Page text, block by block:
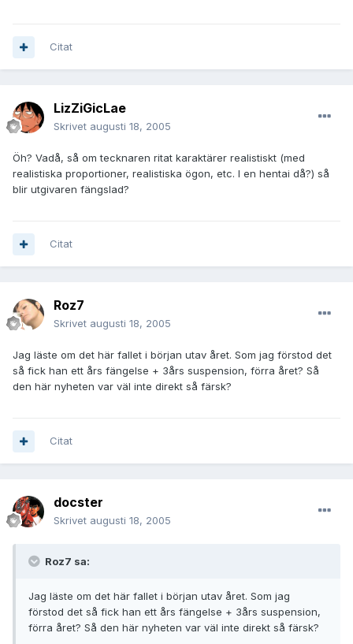
Citat
LizZiGicLae
Skrivet augusti 18, 2005
Öh? Vadå, så om tecknaren ritat karaktärer realistiskt (med
realistiska proportioner, realistiska ögon, etc. I en hentai då?) så
blir utgivaren fängslad?
Citat
Roz7
Skrivet augusti 18, 2005
Jag läste om det här fallet i början utav året. Som jag förstod det
så fick han ett års fängelse + 3års suspension, förra året? Så
den här nyheten var väl inte direkt så färsk?
Citat
docster
Skrivet augusti 18, 2005
Roz7 sa:
Jag läste om det här fallet i början utav året. Som jag
förstod det så fick han ett års fängelse + 3års suspension,
förra året? Så den här nyheten var väl inte direkt så färsk?